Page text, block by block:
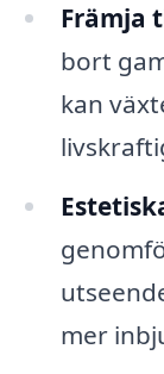
Främja
bort
kan
mer